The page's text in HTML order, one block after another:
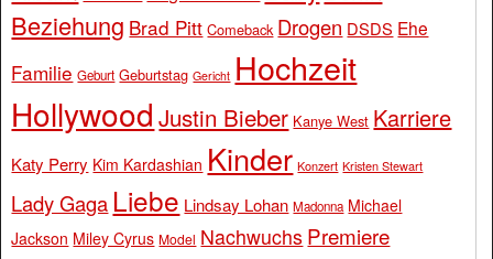
Beziehung Brad Pitt Comeback Drogen DSDS Ehe
Familie Geburt Geburtstag Gericht Hochzeit
Hollywood Justin Bieber Kanye West Karriere
Katy Perry Kim Kardashian Kinder Konzert Kristen Stewart
Lady Gaga Liebe Lindsay Lohan Madonna Michael
Jackson Miley Cyrus Model Nachwuchs Premiere